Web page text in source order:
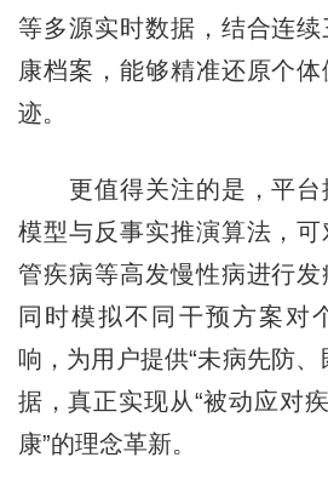
等多源实时数据，结合连
康档案，能够精准还原个
迹。
更值得关注的是，平台
模型与反事实推演算法，
管疾病等高发慢性病进行发
同时模拟不同干预方案对
响，为用户提供“未病先防
据，真正实现从“被动应对
康”的理念革新。